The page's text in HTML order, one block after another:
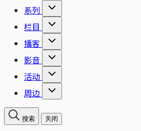
系列
栏目
播客
影音
活动
周边
搜索 关闭